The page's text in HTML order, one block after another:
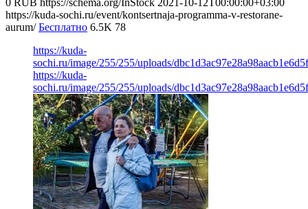
0 RUB https://schema.org/InStock 2021-10-12T00:00:00+03:00
https://kuda-sochi.ru/event/kontsertnaja-programma-v-restorane-
aurum/ Бесплатно 6.5K 78
https://kuda-
sochi.ru/image/255/255/uploads/
https://kuda-
sochi.ru/image/255/255/uploads/